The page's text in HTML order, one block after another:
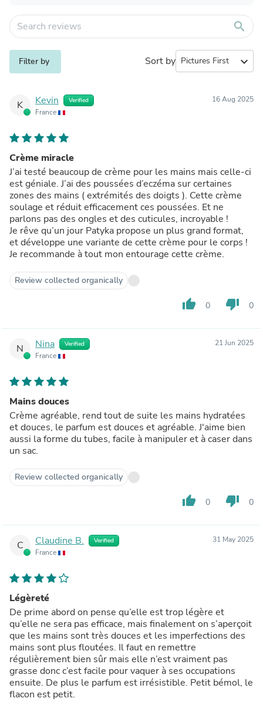
search
Filter by Sort by expand_more
K Kevin Verified
France
16 Aug 2025
Crème miracle
J’ai testé beaucoup de crème pour les mains mais celle-ci
est géniale. J’ai des poussées d’eczéma sur certaines
zones des mains ( extrémités des doigts ). Cette crème
soulage et réduit efficacement ces poussées. Et ne
parlons pas des ongles et des cuticules, incroyable !
Je rêve qu’un jour Patyka propose un plus grand format,
et développe une variante de cette crème pour le corps !
Je recommande à tout mon entourage cette crème.
Review collected organically
thumb_up 0 thumb_down 0
N Nina Verified
France
21 Jun 2025
Mains douces
Crème agréable, rend tout de suite les mains hydratées
et douces, le parfum est douces et agréable. J'aime bien
aussi la forme du tubes, facile à manipuler et à caser dans
un sac.
Review collected organically
thumb_up 0 thumb_down 0
C Claudine B. Verified
France
31 May 2025
Légèreté
De prime abord on pense qu’elle est trop légère et
qu’elle ne sera pas efficace, mais finalement on s’aperçoit
que les mains sont très douces et les imperfections des
mains sont plus floutées. Il faut en remettre
régulièrement bien sûr mais elle n’est vraiment pas
grasse donc c’est facile pour vaquer à ses occupations
ensuite. De plus le parfum est irrésistible. Petit bémol, le
flacon est petit.